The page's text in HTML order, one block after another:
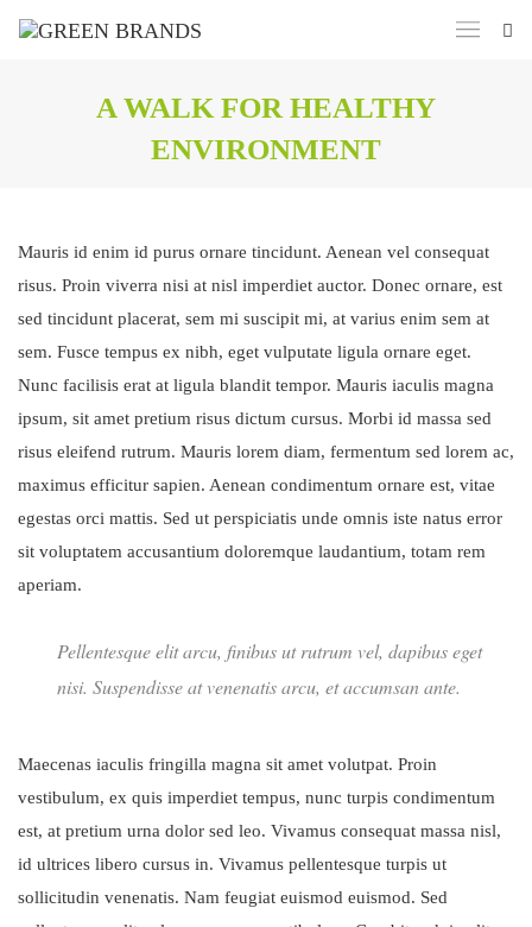
A WALK FOR HEALTHY
ENVIRONMENT
Mauris id enim id purus ornare tincidunt. Aenean vel consequat
risus. Proin viverra nisi at nisl imperdiet auctor. Donec ornare, est
sed tincidunt placerat, sem mi suscipit mi, at varius enim sem at
sem. Fusce tempus ex nibh, eget vulputate ligula ornare eget.
Nunc facilisis erat at ligula blandit tempor. Mauris iaculis magna
ipsum, sit amet pretium risus dictum cursus. Morbi id massa sed
risus eleifend rutrum. Mauris lorem diam, fermentum sed lorem ac,
maximus efficitur sapien. Aenean condimentum ornare est, vitae
egestas orci mattis. Sed ut perspiciatis unde omnis iste natus error
sit voluptatem accusantium doloremque laudantium, totam rem
aperiam.
Pellentesque elit arcu, finibus ut rutrum vel, dapibus eget
nisi. Suspendisse at venenatis arcu, et accumsan ante.
Maecenas iaculis fringilla magna sit amet volutpat. Proin
vestibulum, ex quis imperdiet tempus, nunc turpis condimentum
est, at pretium urna dolor sed leo. Vivamus consequat massa nisl,
id ultrices libero cursus in. Vivamus pellentesque turpis ut
sollicitudin venenatis. Nam feugiat euismod euismod. Sed